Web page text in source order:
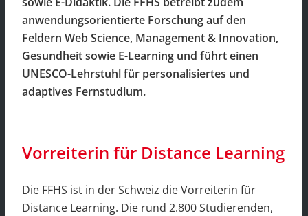
anwendungsorientierte Forschung auf den
Feldern Web Science, Management & Innovation,
Gesundheit sowie E-Learning und führt einen
UNESCO-Lehrstuhl für personalisiertes und
adaptives Fernstudium.
Vorreiterin für Distance Learning
Die FFHS ist in der Schweiz die Vorreiterin für
Distance Learning. Die rund 2.800 Studierenden,